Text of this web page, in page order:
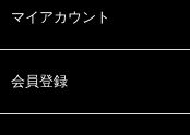
マイアカウント
会員登録